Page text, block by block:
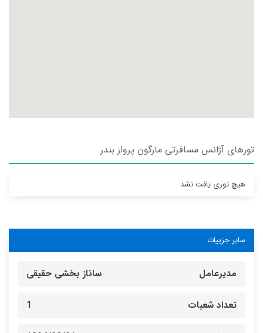
تورهای آژانس مسافرتی مارگون پرواز بندر
هیچ توری یافت نشد
سایر جزییات
مدیرعامل ساناز بخشی حقیقی
تعداد شعبات 1